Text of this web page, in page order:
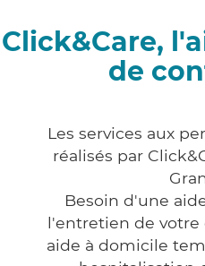
Click&Care,
de
Les services aux
réalisés par
Besoin d'une
l'entretien de votre
aide à domicile